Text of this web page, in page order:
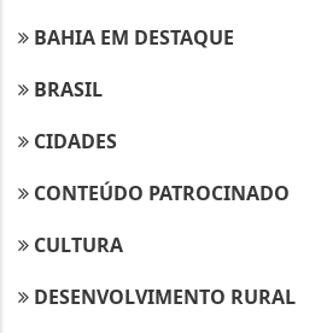
BAHIA EM DESTAQUE
BRASIL
CIDADES
CONTEÚDO PATROCINADO
CULTURA
DESENVOLVIMENTO RURAL